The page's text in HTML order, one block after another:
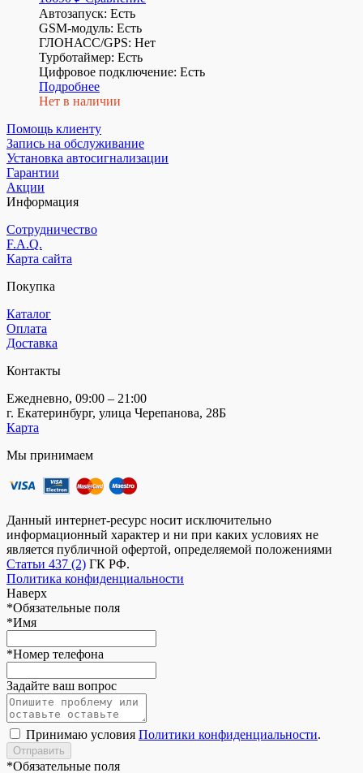
Автозапуск: Есть
GSM-модуль: Есть
ГЛОНАСС/GPS: Нет
Турботаймер: Есть
Цифровое подключение: Есть
Подробнее
Нет в наличии
Помощь клиенту
Запись на обслуживание
Установка автосигнализации
Гарантии
Акции
Информация
Сотрудничество
F.A.Q.
Карта сайта
Покупка
Каталог
Оплата
Доставка
Контакты
Ежедневно, 09:00 – 21:00
г. Екатеринбург, улица Черепанова, 28Б
Карта
Мы принимаем
Данный интернет-ресурс носит исключительно
информационный характер и ни при каких условиях не
является публичной офертой, определяемой положениями
Статьи 437 (2) ГК РФ.
Политика конфиденциальности
Наверх
*Обязательные поля
*Имя
*Номер телефона
Задайте ваш вопрос
Принимаю условия Политики конфиденциальности.
*Обязательные поля